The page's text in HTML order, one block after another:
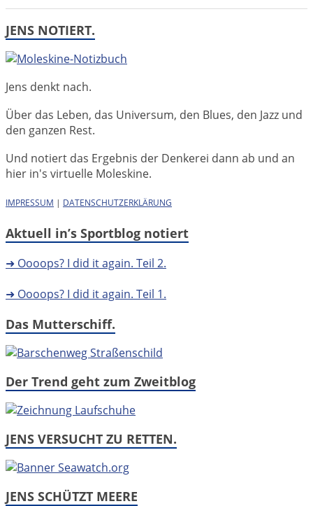
JENS NOTIERT.
Jens denkt nach.
Über das Leben, das Universum, den Blues, den Jazz und
den ganzen Rest.
Und notiert das Ergebnis der Denkerei dann ab und an
hier in's virtuelle Moleskine.
IMPRESSUM | DATENSCHUTZERKLÄRUNG
Aktuell in’s Sportblog notiert
➜ Oooops? I did it again. Teil 2.
➜ Oooops? I did it again. Teil 1.
Das Mutterschiff.
Der Trend geht zum Zweitblog
JENS VERSUCHT ZU RETTEN.
JENS SCHÜTZT MEERE